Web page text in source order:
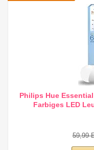
Philips Hue
Farbiges LED
59,99